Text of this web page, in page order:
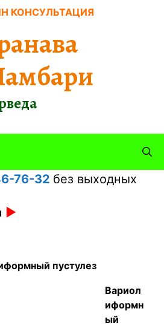
КОНСУЛЬТАЦИЯ
76-32 без выходных
►
пустулез
Вариол
иформн
ый